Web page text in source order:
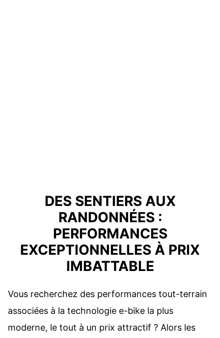
DES SENTIERS AUX
RANDONNÉES :
PERFORMANCES
EXCEPTIONNELLES À PRIX
IMBATTABLE
Vous recherchez des performances tout-terrain
associées à la technologie e-bike la plus
moderne, le tout à un prix attractif ? Alors les